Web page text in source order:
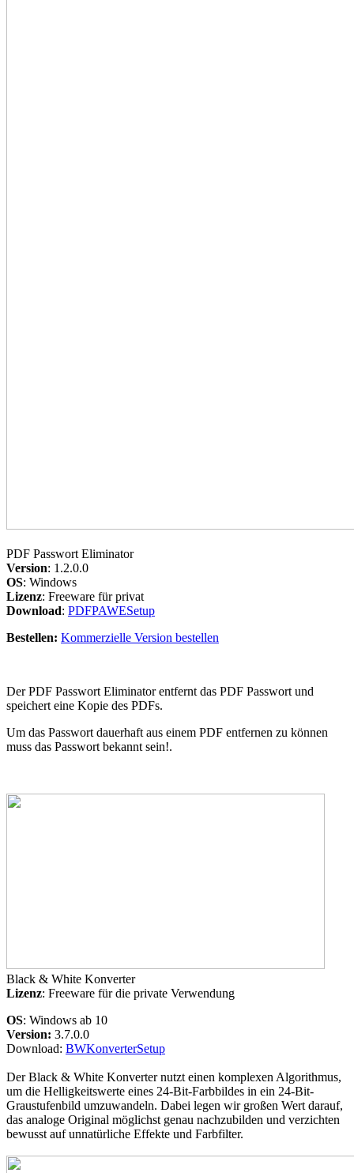
PDF Passwort Eliminator
Version: 1.2.0.0
OS: Windows
Lizenz: Freeware für privat
Download: PDFPAWESetup
Bestellen: Kommerzielle Version bestellen
Der PDF Passwort Eliminator entfernt das PDF Passwort und
speichert eine Kopie des PDFs.
Um das Passwort dauerhaft aus einem PDF entfernen zu können
muss das Passwort bekannt sein!.
Black & White Konverter
Lizenz: Freeware für die private Verwendung
OS: Windows ab 10
Version: 3.7.0.0
Download: BWKonverterSetup
Der Black & White Konverter nutzt einen komplexen Algorithmus,
um die Helligkeitswerte eines 24-Bit-Farbbildes in ein 24-Bit-
Graustufenbild umzuwandeln. Dabei legen wir großen Wert darauf,
das analoge Original möglichst genau nachzubilden und verzichten
bewusst auf unnatürliche Effekte und Farbfilter.